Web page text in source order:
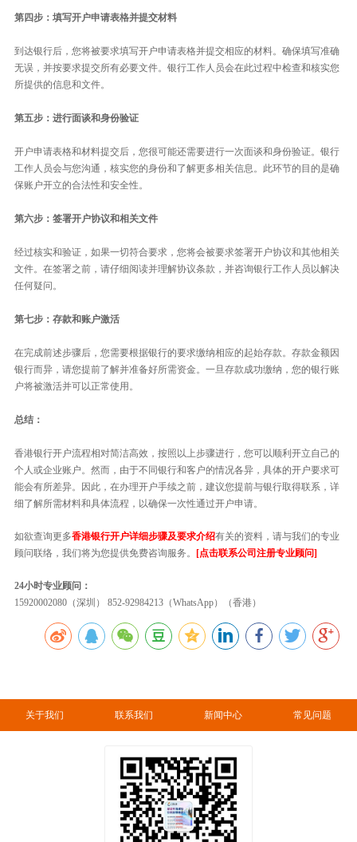
第四步：填写开户申请表格并提交材料
到达银行后，您将被要求填写开户申请表格并提交相应的材料。确保填写准确
无误，并按要求提交所有必要文件。银行工作人员会在此过程中检查和核实您
所提供的信息和文件。
第五步：进行面谈和身份验证
开户申请表格和材料提交后，您很可能还需要进行一次面谈和身份验证。银行
工作人员会与您沟通，核实您的身份和了解更多相关信息。此环节的目的是确
保账户开立的合法性和安全性。
第六步：签署开户协议和相关文件
经过核实和验证，如果一切符合要求，您将会被要求签署开户协议和其他相关
文件。在签署之前，请仔细阅读并理解协议条款，并咨询银行工作人员以解决
任何疑问。
第七步：存款和账户激活
在完成前述步骤后，您需要根据银行的要求缴纳相应的起始存款。存款金额因
银行而异，请您提前了解并准备好所需资金。一旦存款成功缴纳，您的银行账
户将被激活并可以正常使用。
总结：
香港银行开户流程相对简洁高效，按照以上步骤进行，您可以顺利开立自己的
个人或企业账户。然而，由于不同银行和客户的情况各异，具体的开户要求可
能会有所差异。因此，在办理开户手续之前，建议您提前与银行取得联系，详
细了解所需材料和具体流程，以确保一次性通过开户申请。
如欲查询更多香港银行开户详细步骤及要求介绍有关的资料，请与我们的专业
顾问联络，我们将为您提供免费咨询服务。 [点击联系公司注册专业顾问]
24小时专业顾问：
15920002080（深圳） 852-92984213（WhatsApp）（香港）
关于我们 联系我们 新闻中心 常见问题